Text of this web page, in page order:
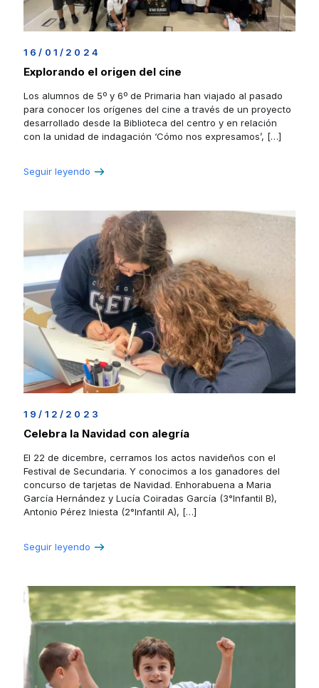
16/01/2024
Explorando el origen del cine
Los alumnos de 5º y 6º de Primaria han viajado al pasado
para conocer los orígenes del cine a través de un proyecto
desarrollado desde la Biblioteca del centro y en relación
con la unidad de indagación ‘Cómo nos expresamos’, […]
Seguir leyendo
19/12/2023
Celebra la Navidad con alegría
El 22 de dicembre, cerramos los actos navideños con el
Festival de Secundaria. Y conocimos a los ganadores del
concurso de tarjetas de Navidad. Enhorabuena a Maria
García Hernández y Lucía Coiradas García (3°Infantil B),
Antonio Pérez Iniesta (2°Infantil A), […]
Seguir leyendo